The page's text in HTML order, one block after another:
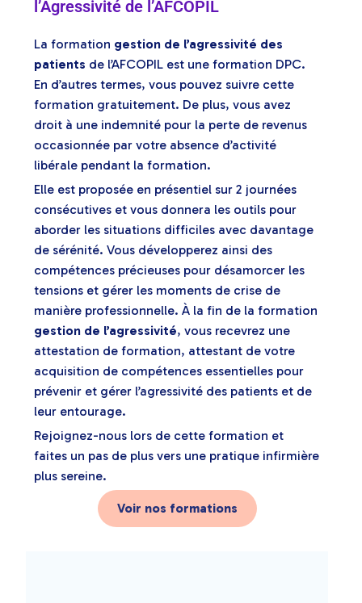
l’Agressivité de l’AFCOPIL
La formation gestion de l’agressivité des
patients de l’AFCOPIL est une formation DPC.
En d’autres termes, vous pouvez suivre cette
formation gratuitement. De plus, vous avez
droit à une indemnité pour la perte de revenus
occasionnée par votre absence d’activité
libérale pendant la formation.
Elle est proposée en présentiel sur 2 journées
consécutives et vous donnera les outils pour
aborder les situations difficiles avec davantage
de sérénité. Vous développerez ainsi des
compétences précieuses pour désamorcer les
tensions et gérer les moments de crise de
manière professionnelle. À la fin de la formation
gestion de l’agressivité, vous recevrez une
attestation de formation, attestant de votre
acquisition de compétences essentielles pour
prévenir et gérer l’agressivité des patients et de
leur entourage.
Rejoignez-nous lors de cette formation et
faites un pas de plus vers une pratique infirmière
plus sereine.
Voir nos formations